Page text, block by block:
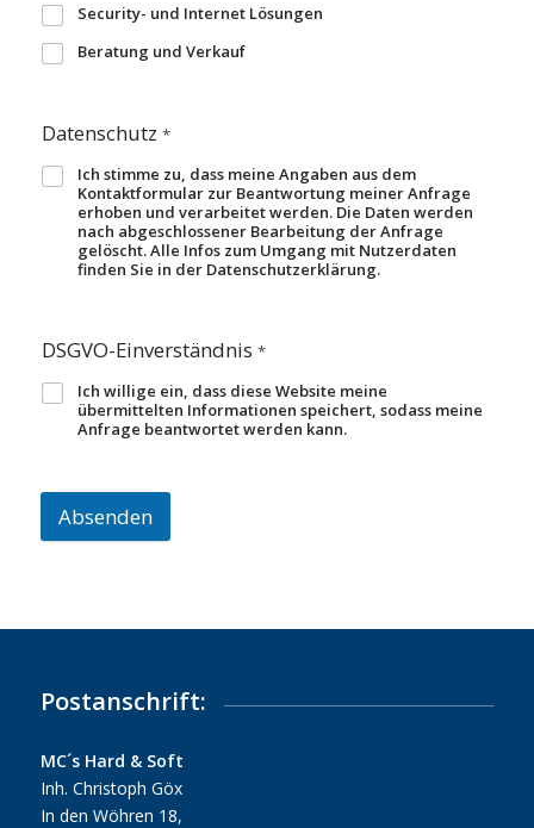
Security- und Internet Lösungen
Beratung und Verkauf
Datenschutz *
Ich stimme zu, dass meine Angaben aus dem
Kontaktformular zur Beantwortung meiner Anfrage
erhoben und verarbeitet werden. Die Daten werden
nach abgeschlossener Bearbeitung der Anfrage
gelöscht. Alle Infos zum Umgang mit Nutzerdaten
finden Sie in der Datenschutzerklärung.
DSGVO-Einverständnis *
Ich willige ein, dass diese Website meine
übermittelten Informationen speichert, sodass meine
Anfrage beantwortet werden kann.
Absenden
Postanschrift:
MC´s Hard & Soft
Inh. Christoph Göx
In den Wöhren 18,